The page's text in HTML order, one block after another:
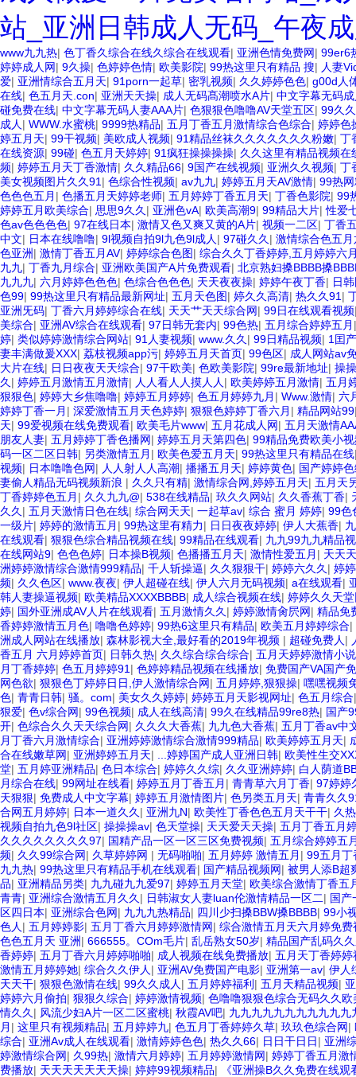
站_亚洲日韩成人无码_午夜
www九九热| 色丁香久综合在线久综合在线观看| 亚洲色情免费网| 99er6
婷婷成人网| 9久操| 色婷婷色情| 欧美影院| 99热这里只有精品 搜| 人妻
爱| 亚洲情综合五月天| 91porn一起草| 密乳视频| 久久婷婷色色| g00d人
在线| 色五月天.con| 亚洲天天操| 成人无码髙潮喷水A片| 中文字幕无码
碰免费在线| 中文字幕无码人妻AAA片| 色狠狠色噜噜AV天堂五区| 99久
成人 | WWW.水蜜桃| 9999热精品| 五月丁香五月激情综合色综合| 婷婷色
婷五月天| 99干视频| 美欧成人视频| 91精品丝袜久久久久久久久粉嫩| 丁
在线资源| 99碰| 色五月天婷婷| 91疯狂操操操操| 久久这里有精品视频在
频| 婷婷五月天丁香激情| 久久精品66| 9国产在线视频| 亚洲久久视频| 丁
美女视频图片久久91 | 色综合性视频| av九九| 婷婷五月天AV激情| 99热
色色色五月 | 色播五月天婷婷老师| 五月婷婷丁香五月天| 丁香色影院| 99
婷婷五月欧美综合| 思思9久久 | 亚洲色vA| 欧美高潮9| 99精品大片|性爱
色av色色色色| 97在线日本| 激情又色又爽又黄的A片| 视频一二区| 丁香
中文| 日本在线噜噜| 9l视频自拍9l九色9l成人 | 97碰久久 | 激情综合色五
色亚洲| 激情丁香五月AV| 婷婷综合色图| 综合久久丁香婷婷,五月婷婷六
九九| 丁香九月综合| 亚洲欧美国产A片免费观看| 北京熟妇搡BBBB搡
九九九| 六月婷婷色色色| 色综合色色色| 天天夜夜操| 婷婷午夜丁香| 日
色99| 99热这里只有精品最新网址| 五月天色图| 婷久久高清| 热久久91 |
亚洲旡码| 丁香六月婷婷综合在线| 天天艹天天综合网| 99日在线观看视频
美综合| 亚洲AV综合在线观看| 97日韩无套内| 99色热| 五月综合婷婷五月
婷| 类似婷婷激情综合网站| 91人妻视频| www.久久 | 99日精品视频| 1囯
妻丰满做爰XXX| 荔枝视频app污| 婷婷五月天首页| 99色区| 成人网站av
大片在线| 日日夜夜天天综合| 97干欧美| 色欧美影院| 99re最新地址| 操
久 | 婷婷五月激情五月激情| 人人看人人摸人人 | 欧美婷婷五月激情| 五月
狠狠色| 婷婷大乡焦噜噜| 婷婷五月婷婷| 色五月婷婷九月 | Www.激情| 六
婷婷丁香一月 | 深爱激情五月天色婷婷| 狠狠色婷婷丁香六月 | 精品网站99
天| 99爱视频在线免费观看| 欧美毛片www| 五月花成人网| 五月天激情
朋友人妻| 五月婷婷丁香色播网| 婷婷五月天第四色| 99精品免费欧美小
码一区二区日韩| 另类激情五月 | 欧美色爱五月天| 99热这里只有精品在线
视频| 日本噜噜色网| 人人射人人高潮| 播播五月天| 婷婷黄色| 国产婷婷
妻偷人精品无码视频新浪 | 久久只有精| 激情综合网,婷婷五月天| 五月天
丁香婷婷色五月 | 久久九九@| 538在线精品| 玖久久网站| 久久香蕉丁香|
久久 | 五月天激情日色在线| 综合网天天| 一起草av| 综合 蜜月 婷婷| 99色
一级片| 婷婷的激情五月 | 99热这里有精力| 日日夜夜婷婷| 伊人大蕉香|
在线观看| 狠狠色综合精品视频在线| 99精品在线观看| 九九99九九精品
在线网站9| 色色色婷| 日本操B视频| 色播播五月天| 激情性爱五月 | 天天
洲婷婷激情综合激情999精品| 千人斩操逼| 久久狠狠干| 婷婷六久久 | 婷
频| 久久色区| www.夜夜| 伊人超碰在线| 伊人六月无码视频| a在线观看|
韩人妻操逼视频| 欧美精品XXXXBBBB| 成人综合视频在线| 婷婷久久天
婷| 国外亚洲成AV人片在线观看| 五月激情久久 | 婷婷激情肏屄网| 精品免
香婷婷激情五月色| 噜噜色婷婷| 99热6这里只有精品| 欧美五月婷婷综合|
洲成人网站在线播放| 森林影视大全,最好看的2019年视频 | 超碰免费人 |
香五月 六月婷婷首页| 日韩久热| 久久综合综合综合| 五月天婷婷激情小说
月丁香婷婷| 色五月婷婷91 | 色婷婷精品视频在线播放| 免费国产VA国产
网色欲| 狠狠色丁婷婷日日,伊人激情综合网| 五月婷婷,狠狠操| 嘿嘿视频
色| 青青日韩| 骚。com| 美女久久婷婷| 婷婷五月天影视网址| 色五月综合
狠爱| 色v综合网| 99色视频| 成人在线高清| 99久在线精品99re8热| 国产
开| 色综合久久天天综合网| 久久久大香蕉| 九九色大香蕉| 五月丁香av中
月丁香六月激情综合| 亚洲婷婷激情综合激情999精品| 欧美婷婷五月天|
合在线嫩草网| 亚洲婷婷五月天| ...婷婷国产成人亚洲日韩| 欧美性生交
堂| 五月婷亚洲精品| 色日本综合| 婷婷久久综| 久久亚洲婷婷| 白人荫道
月综合在线| 99网址在线看| 婷婷五月丁香五月 | 青青草六月丁香| 97婷婷
天狠狠| 免费成人中文字幕| 婷婷五月激情图片| 色另类五月天| 青青久久
合网五月婷婷| 日本一道久久 | 亚洲九N| 欧美性丁香色色五月天干干| 久
视频自拍九色9l社区| 操操操av| 色天堂操| 天天爱天天操| 五月丁香五月
久久久久久久久久97| 国精产品一区一区三区免费视频| 五月综合婷婷五
频| 久久99综合网| 久草婷婷网 | 无码啪啪| 五月婷婷 激情五月 | 99五月丁
九九热| 99热这里只有精品手机在线观看| 国产精品视频网| 被男人添B超
品| 亚洲精品另类| 九九碰九九爱97| 婷婷五月天堂| 欧美综合激情丁香五
青青| 亚洲综合激情五月久久 | 日韩淑女人妻luan伦激情精品一区二| 国产
区四日本| 亚洲综合色网| 九九九热精品| 四川少扫搡BBW搡BBBB| 99小
色人 | 五月婷婷影| 五月丁香六月婷婷激情网| 综合激情五月天六月婷免费
色色五月天 亚洲| 666555。COm毛片| 乱岳熟女50岁| 精品国产乱码久
香婷婷| 五月丁香六月婷婷啪啪| 成人视频在线免费播放| 五月天丁香婷婷
激情五月婷婷她| 综合久久伊人 | 亚洲AV免费国产电影| 亚洲第一av| 伊人
天天干| 狠狠色激情在线| 99久久成人 | 五月婷婷福利 | 五月天精品视频|
婷婷六月偷拍| 狠狠久综合| 婷婷激情视频| 色噜噜狠狠色综合无码久久欧
情久久 | 风流少妇A片一区二区蜜桃| 秋霞AV吧| 九九九九九九九九九九九
月 | 这里只有视频精品| 五月婷婷九| 色五月丁香婷婷久草| 玖玖色综合网|
综合| 亚洲Av成人在线观看| 激情婷婷色色| 热久久66| 日日干日日| 亚洲
婷激情综合网| 久99热| 激情六月婷婷| 五月婷婷激情网| 婷婷丁香五月激
费播放| 天天天天天天天操| 婷婷99视频精品|
《亚洲操B久久免费在线